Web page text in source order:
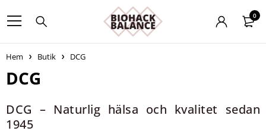
0
Hem Butik DCG
DCG
DCG – Naturlig hälsa och kvalitet sedan
1945